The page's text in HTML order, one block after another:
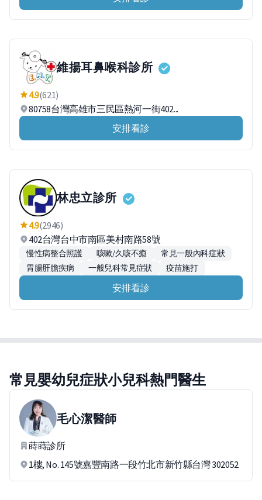
維揚耳鼻喉科診所
4.9(621)
80758台灣高雄市三民區熱河一街402...
安排看診
林忠立診所
4.9(2946)
402台灣台中市南區美村南路58號
慢性病整合照護 咳嗽/久咳不癒
常見一般內科症狀
胃腸肝膽疾病
一般兒科常見症狀 疫苗施打
安排看診
常見嬰幼兒症狀小兒科熱門醫生
毛心潔醫師
蒔蒔診所
1樓, No. 145號嘉豐南路一段竹北市新竹縣台灣 302052